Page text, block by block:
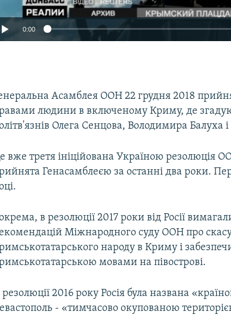
0:00
Асамблея ООН 22 грудня 2018
людини в включеному Криму, де
Олега Сенцова, Володимира Балуха
вже третя ініційована Україною резолюція
Генасамблеєю за останні два роки.
в резолюції 2017 роки від Росії
Міжнародного суду ООН про
народу в Криму і
мовами на півострові.
2016 року Росія була названа
- «тимчасово окупованою